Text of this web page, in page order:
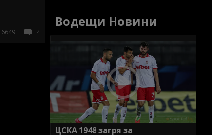
6649 4
Водещи Новини
ЦСКА 1948 загря за